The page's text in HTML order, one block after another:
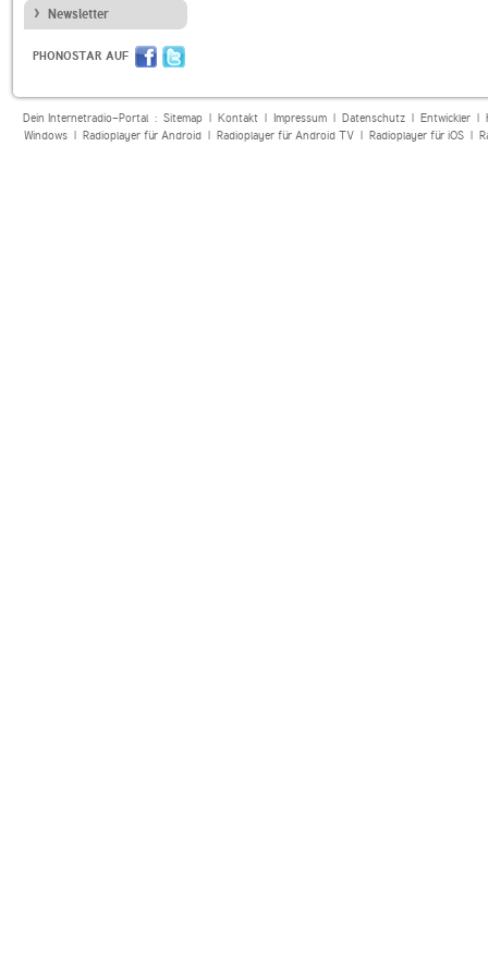
Newsletter
PHONOSTAR AUF
Dein Internetradio-Portal : Sitemap| Kontakt| Impressum| Datenschutz| Entwickler|
Windows| Radioplayer für Android| Radioplayer für Android TV| Radioplayer für iOS|